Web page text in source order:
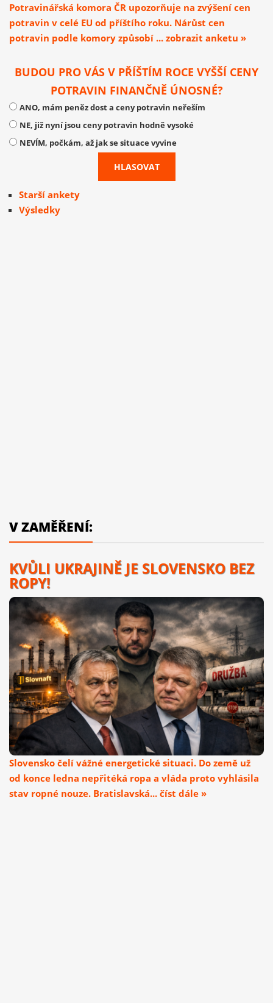
Potravinářská komora ČR upozorňuje na zvýšení cen
potravin v celé EU od příštího roku. Nárůst cen
potravin podle komory způsobí ... zobrazit anketu »
BUDOU PRO VÁS V PŘÍŠTÍM ROCE VYŠŠÍ CENY
POTRAVIN FINANČNĚ ÚNOSNÉ?
ANO, mám peněz dost a ceny potravin neřeším
NE, již nyní jsou ceny potravin hodně vysoké
NEVÍM, počkám, až jak se situace vyvine
Starší ankety
Výsledky
V ZAMĚŘENÍ:
KVŮLI UKRAJINĚ JE SLOVENSKO BEZ
ROPY!
Slovensko čelí vážné energetické situaci. Do země už
od konce ledna nepřitéká ropa a vláda proto vyhlásila
stav ropné nouze. Bratislavská... číst dále »